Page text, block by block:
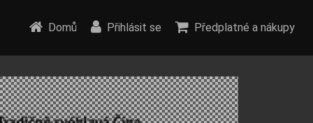
Domů Přihlásit se Předplatné a nákupy